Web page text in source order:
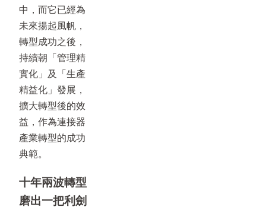
中，而它已經為
未來揚起風帆，
轉型成功之後，
持續朝「管理精
實化」及「生產
精益化」發展，
擴大轉型後的效
益，作為連接器
產業轉型的成功
典範。
十年兩波轉型
磨出一把利劍